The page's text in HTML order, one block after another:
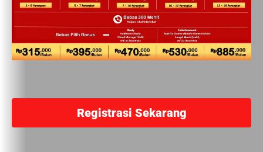
Registrasi Sekarang